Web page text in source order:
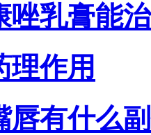
唑乳膏能
理作用
唇有什么